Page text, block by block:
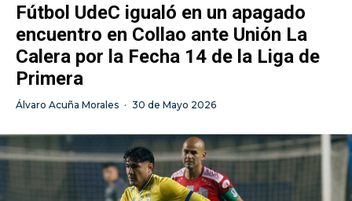
Fútbol UdeC igualó en un apagado
encuentro en Collao ante Unión La
Calera por la Fecha 14 de la Liga de
Primera
Álvaro Acuña Morales · 30 de Mayo 2026